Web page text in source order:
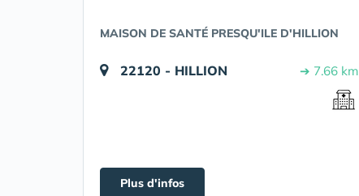
MAISON DE SANTÉ PRESQU'ILE D'HILLION
22120 - HILLION ➔ 7.66 km
Plus d'infos